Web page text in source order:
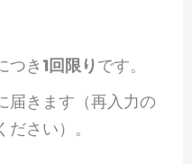
つき 1回限り です。
届きます（再入力の
さい）。